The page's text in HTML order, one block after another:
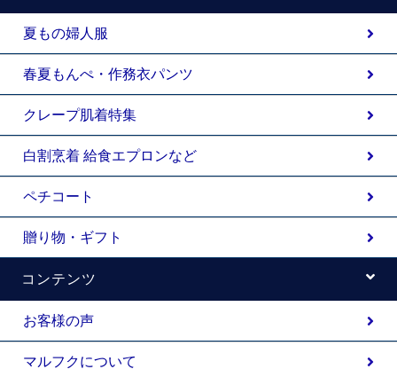
夏もの婦人服
春夏もんぺ・作務衣パンツ
クレープ肌着特集
白割烹着 給食エプロンなど
ペチコート
贈り物・ギフト
コンテンツ
お客様の声
マルフクについて